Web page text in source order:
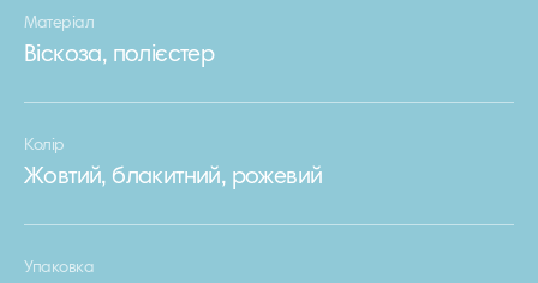
Матеріал
Віскоза, полієстер
Колір
Жовтий, блакитний, рожевий
Упаковка